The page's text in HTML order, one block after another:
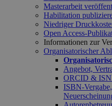
Masterarbeit
Habilitation
Niedriger
Open Access-
Informationen zur
Organisatorischer
Angebot,
ORCID &
ISBN-